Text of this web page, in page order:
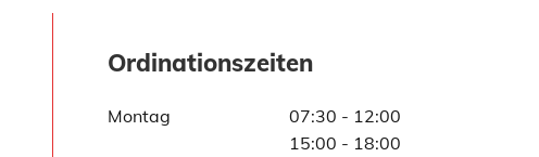
Ordinationszeiten
Montag
07:30 - 12:00
15:00 - 18:00